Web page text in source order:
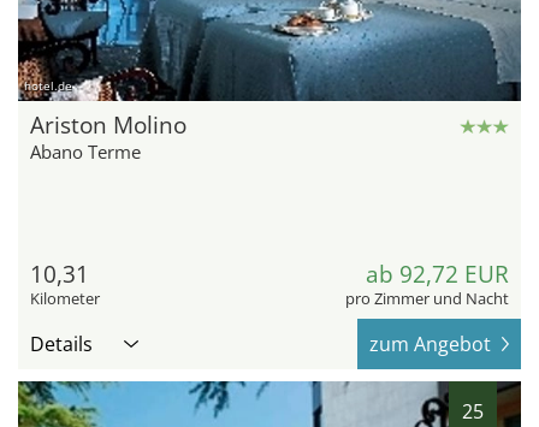
hotel.de
Ariston Molino
Abano Terme
10,31
Kilometer
ab 92,72 EUR
pro Zimmer und Nacht
Details zum Angebot
25